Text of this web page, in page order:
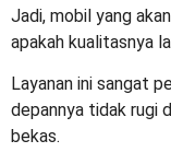
Jadi, mobil yang
apakah kualitasnya
Layanan ini sangat
depannya tidak rugi
bekas.